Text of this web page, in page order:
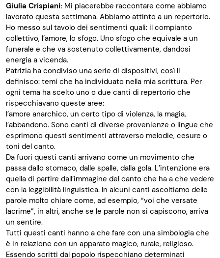
Giulia Crispiani: Mi piacerebbe raccontare come abbiamo
lavorato questa settimana. Abbiamo attinto a un repertorio.
Ho messo sul tavolo dei sentimenti quali: il compianto
collettivo, l’amore, lo sfogo. Uno sfogo che equivale a un
funerale e che va sostenuto collettivamente, dandosi
energia a vicenda.
Patrizia ha condiviso una serie di dispositivi, così li
definisco: temi che ha individuato nella mia scrittura. Per
ogni tema ha scelto uno o due canti di repertorio che
rispecchiavano queste aree:
l’amore anarchico, un certo tipo di violenza, la magia,
l’abbandono. Sono canti di diverse provenienze o lingue che
esprimono questi sentimenti attraverso melodie, cesure o
toni del canto.
Da fuori questi canti arrivano come un movimento che
passa dallo stomaco, dalle spalle, dalla gola. L’intenzione era
quella di partire dall’immagine del canto che ha a che vedere
con la leggibilità linguistica. In alcuni canti ascoltiamo delle
parole molto chiare come, ad esempio, “voi che versate
lacrime”, in altri, anche se le parole non si capiscono, arriva
un sentire.
Tutti questi canti hanno a che fare con una simbologia che
è in relazione con un apparato magico, rurale, religioso.
Essendo scritti dal popolo rispecchiano determinati